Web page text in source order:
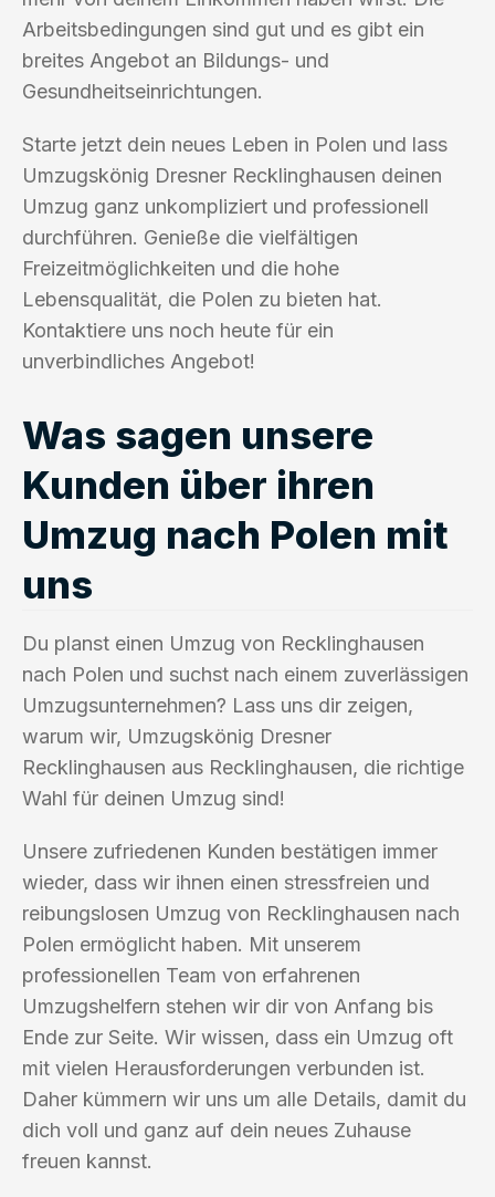
Arbeitsbedingungen sind gut und es gibt ein
breites Angebot an Bildungs- und
Gesundheitseinrichtungen.
Starte jetzt dein neues Leben in Polen und lass
Umzugskönig Dresner Recklinghausen deinen
Umzug ganz unkompliziert und professionell
durchführen. Genieße die vielfältigen
Freizeitmöglichkeiten und die hohe
Lebensqualität, die Polen zu bieten hat.
Kontaktiere uns noch heute für ein
unverbindliches Angebot!
Was sagen unsere
Kunden über ihren
Umzug nach Polen mit
uns
Du planst einen Umzug von Recklinghausen
nach Polen und suchst nach einem zuverlässigen
Umzugsunternehmen? Lass uns dir zeigen,
warum wir, Umzugskönig Dresner
Recklinghausen aus Recklinghausen, die richtige
Wahl für deinen Umzug sind!
Unsere zufriedenen Kunden bestätigen immer
wieder, dass wir ihnen einen stressfreien und
reibungslosen Umzug von Recklinghausen nach
Polen ermöglicht haben. Mit unserem
professionellen Team von erfahrenen
Umzugshelfern stehen wir dir von Anfang bis
Ende zur Seite. Wir wissen, dass ein Umzug oft
mit vielen Herausforderungen verbunden ist.
Daher kümmern wir uns um alle Details, damit du
dich voll und ganz auf dein neues Zuhause
freuen kannst.